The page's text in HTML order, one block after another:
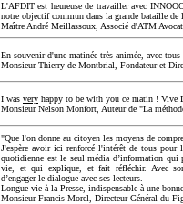
L'AFDIT est heureuse de travailler avec
notre objectif commun dans la grande bataille de
Maître André Meillassoux, Associé d'ATM
En souvenir d'une matinée très animée, avec tous
Monsieur Thierry de Montbrial, Fondateur et
I was very happy to be with you ce matin ! Vive
Monsieur Nelson Monfort, Auteur de "La
"Que l'on donne au citoyen les moyens de
J'espère avoir ici renforcé l'intérêt de tous pour
quotidienne est le seul média d’information qui
vie, et qui explique, et fait réfléchir. Avec
d’engager le dialogue avec ses lecteurs.
Longue vie à la Presse, indispensable à une
Monsieur Francis Morel, Directeur Général du